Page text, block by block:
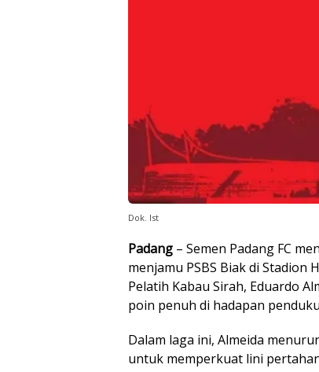
Dok. Ist
Padang – Semen Padang FC
menjamu PSBS Biak di Stadion
Pelatih Kabau Sirah, Eduardo
poin penuh di hadapan
Dalam laga ini, Almeida
untuk memperkuat lini